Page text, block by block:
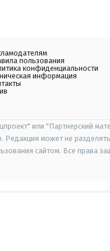
пользования
конфиденциальности
информация
или "Партнерский
может не
сайтом. Все права